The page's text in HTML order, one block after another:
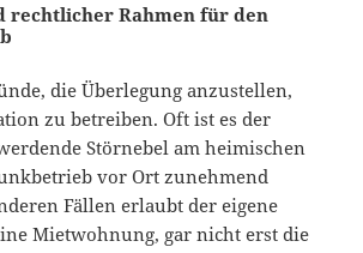
rechtlicher Rahmen für den
die Überlegung anzustellen,
zu betreiben. Oft ist es der
Störnebel am heimischen
vor Ort zunehmend
Fällen erlaubt der eigene
Mietwohnung, gar nicht erst die